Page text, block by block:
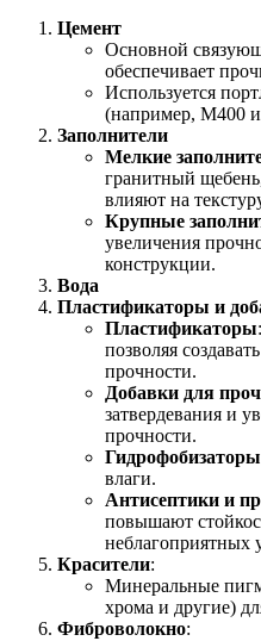
Цемент
Основной
обеспечивает
Используется
(например, М400
Заполнители
Мелкие
гранитный
влияют на
Крупные
увеличения
конструкции.
Вода
Пластификаторы и
Пластификаторы
позволяя
прочности.
Добавки для
затвердевания и
прочности.
Гидрофобизаторы
влаги.
Антисептики и
повышают
неблагоприятных
Красители:
Минеральные
хрома и другие)
Фиброволокно: